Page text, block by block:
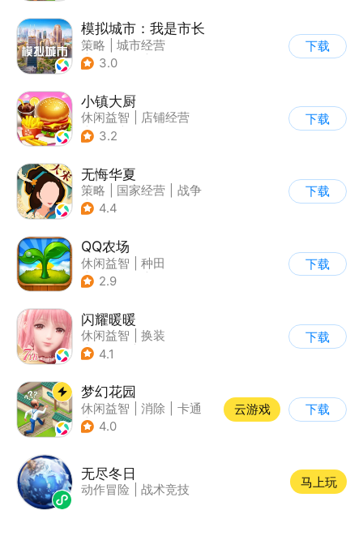
模拟城市：我是市长
策略
城市经营
| 模拟城市
3.0
下载
小镇大厨
休闲益智
店铺经营
| 美食
3.2
下载
无悔华夏
策略 国家经营
战争
| 中国风
4.4
下载
QQ农场
休闲益智
种田
| 田园生活
2.9
下载
闪耀暖暖
休闲益智
换装
| 美少女
4.1
下载
梦幻花园
休闲益智 消除
卡通
| 创梦天地
4.0
云游戏 下载
无尽冬日
动作冒险 战术竞技
马上玩